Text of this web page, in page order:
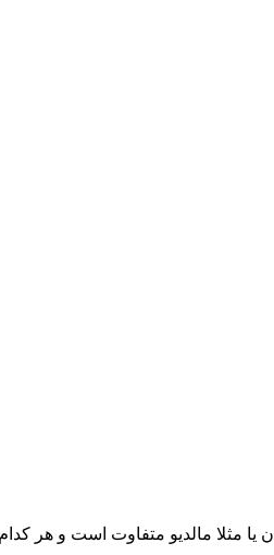
خارجی را دارید بهتر است بدانید استاندارد هتل‌های ۵ ستاره در دوبی با ۵ ستاره در